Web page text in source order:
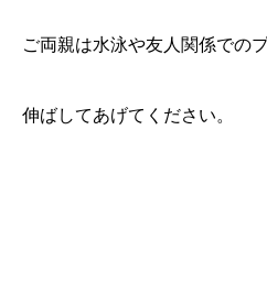
ご両親は水泳や友人関係での
伸ばしてあげてください。